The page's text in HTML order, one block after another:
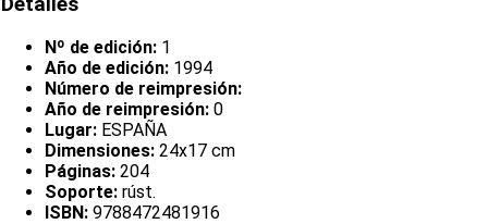
Nº de edición: 1
Año de edición: 1994
Número de reimpresión:
Año de reimpresión: 0
Lugar: ESPAÑA
Dimensiones: 24x17 cm
Páginas: 204
Soporte: rúst.
ISBN: 9788472481916